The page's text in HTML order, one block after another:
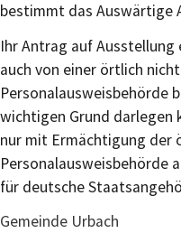
bestimmt das Auswärtige
Ihr Antrag auf Ausstellung
auch von einer örtlich
Personalausweisbehörde
wichtigen Grund darlegen
nur mit Ermächtigung der
Personalausweisbehörde
für deutsche
Gemeinde Urbach